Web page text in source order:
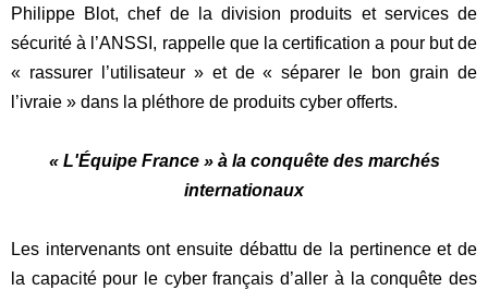
Philippe Blot, chef de la division produits et services de
sécurité à l’ANSSI, rappelle que la certification a pour but de
« rassurer l’utilisateur » et de « séparer le bon grain de
l’ivraie » dans la pléthore de produits cyber offerts.
« L'Équipe France » à la conquête des marchés
internationaux
Les intervenants ont ensuite débattu de la pertinence et de
la capacité pour le cyber français d’aller à la conquête des